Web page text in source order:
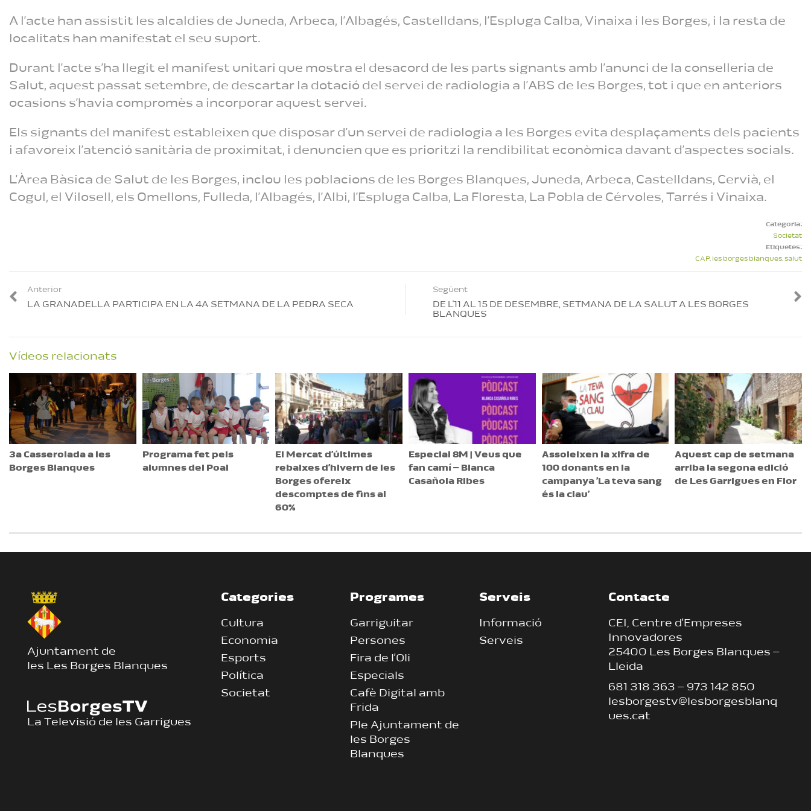
A l’acte han assistit les alcaldies de Juneda, Arbeca, l’Albagés, Castelldans, l’Espluga Calba, Vinaixa i les Borges, i la resta de
localitats han manifestat el seu suport.
Durant l’acte s’ha llegit el manifest unitari que mostra el desacord de les parts signants amb l’anunci de la conselleria de
Salut, aquest passat setembre, de descartar la dotació del servei de radiologia a l’ABS de les Borges, tot i que en anteriors
ocasions s’havia compromès a incorporar aquest servei.
Els signants del manifest estableixen que disposar d’un servei de radiologia a les Borges evita desplaçaments dels pacients
i afavoreix l’atenció sanitària de proximitat, i denuncien que es prioritzi la rendibilitat econòmica davant d’aspectes socials.
L’Àrea Bàsica de Salut de les Borges, inclou les poblacions de les Borges Blanques, Juneda, Arbeca, Castelldans, Cervià, el
Cogul, el Vilosell, els Omellons, Fulleda, l’Albagés, l’Albi, l’Espluga Calba, La Floresta, La Pobla de Cérvoles, Tarrés i Vinaixa.
Categoria:
Societat
Etiquetes:
CAP, les borges blanques,salut
Anterior
LA GRANADELLA PARTICIPA EN LA 4A SETMANA DE LA PEDRA SECA
Següent
DE L’11 AL 15 DE DESEMBRE, SETMANA DE LA SALUT A LES BORGES
BLANQUES
Vídeos relacionats
3a Casserolada a les
Borges Blanques
Programa fet pels
alumnes del Poal
El Mercat d’últimes
rebaixes d’hivern de les
Borges ofereix
descomptes de fins al
60%
Especial 8M | Veus que
fan camí – Blanca
Casañola Ribes
Assoleixen la xifra de
100 donants en la
campanya ’La teva sang
és la clau’
Aquest cap de setmana
arriba la segona edició
de Les Garrigues en Flor
Ajuntament de
les Les Borges Blanques
La Televisió de les Garrigues
Categories
Cultura
Economia
Esports
Política
Societat
Programes
Garriguitar
Persones
Fira de l’Oli
Especials
Cafè Digital amb
Frida
Ple Ajuntament de
les Borges
Blanques
Serveis
Informació
Serveis
Contacte
CEI, Centre d’Empreses
Innovadores
25400 Les Borges Blanques –
Lleida
681 318 363 – 973 142 850
lesborgestv@lesborgesblanq
ues.cat